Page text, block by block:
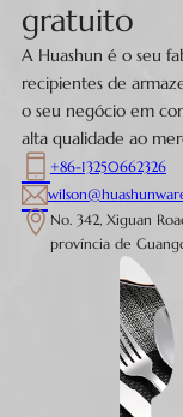
gratuito
A Huashun é o seu
recipientes de
o seu negócio em
alta qualidade ao
+86-13250662326
No. 342, Xiguan
província de